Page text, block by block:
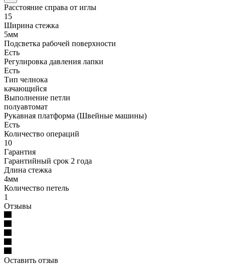
Расстояние справа от иглы
15
Ширина стежка
5мм
Подсветка рабочей поверхности
Есть
Регулировка давления лапки
Есть
Тип челнока
качающийся
Выполнение петли
полуавтомат
Рукавная платформа (Швейные машины)
Есть
Количество операций
10
Гарантия
Гарантийный срок 2 года
Длина стежка
4мм
Количество петель
1
Отзывы
Оставить отзыв